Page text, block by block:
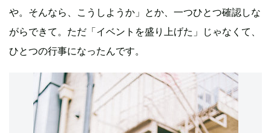
や。そんなら、こうしようか」とか、一つひとつ確認しな
がらできて。ただ「イベントを盛り上げた」じゃなくて、
ひとつの行事になったんです。